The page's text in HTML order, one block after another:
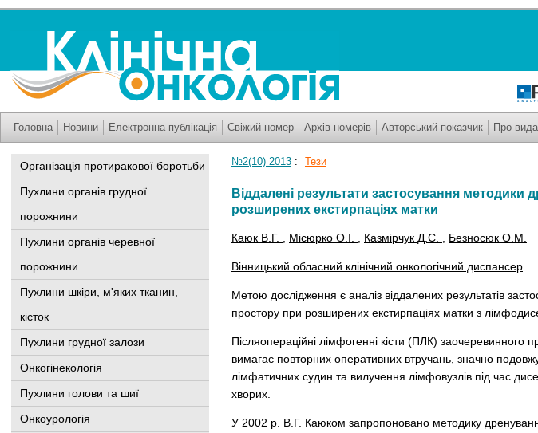
Головна Новини Електронна публікація Свіжий номер Архів номерів Авторський показчик Про
Організація протиракової боротьби
Пухлини органів грудної
порожнини
Пухлини органів черевної
порожнини
Пухлини шкіри, м'яких тканин,
кісток
Пухлини грудної залози
Онкогінекологія
Пухлини голови та шиї
Онкоурологія
№2(10) 2013 : Тези
Віддалені результати застосування
розширених екстирпаціях матки
Каюк В.Г. Місюрко О.І. Казмірчук Д.С. Безносюк О.М.
Вінницький обласний клінічний онкологічний диспансер
Метою дослідження є аналіз віддалених результатів
простору при розширених екстирпаціях матки з
Післяопераційні лімфогенні кісти (ПЛК)
вимагає повторних оперативних втручань, значно
лімфатичних судин та вилучення лімфовузлів під час
хворих.
У 2002 р. В.Г. Каюком запропоновано методику